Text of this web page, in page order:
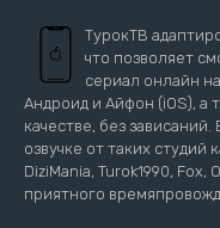
ТурокТВ
что позволяет
сериал онлайн
Андроид и Айфон (iOS), а
качестве, без
озвучке от таких студий
DiziMania, Turok1990,
приятного